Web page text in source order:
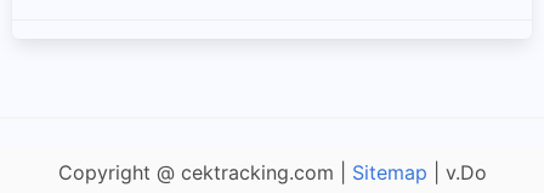
Copyright @ cektracking.com | Sitemap | v.Do